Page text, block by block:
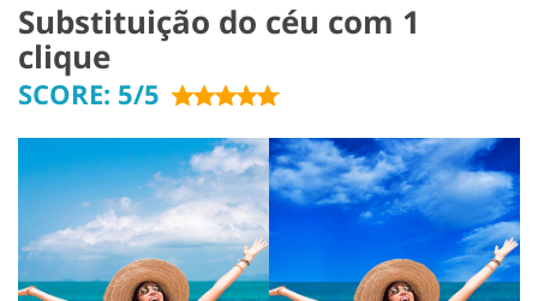
Substituição do céu com 1
clique
SCORE: 5/5